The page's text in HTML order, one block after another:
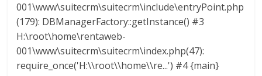
001\www\suitecrm\suitecrm\include\entryPoint.php
(179): DBManagerFactory::getInstance() #3
H:\root\home\rentaweb-
001\www\suitecrm\suitecrm\index.php(47):
require_once('H:\\root\\home\\re...') #4 {main}